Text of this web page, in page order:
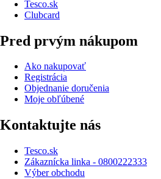
Tesco.sk
Clubcard
Pred prvým nákupom
Ako nakupovať
Registrácia
Objednanie doručenia
Moje obľúbené
Kontaktujte nás
Tesco.sk
Zákaznícka linka - 0800222333
Výber obchodu